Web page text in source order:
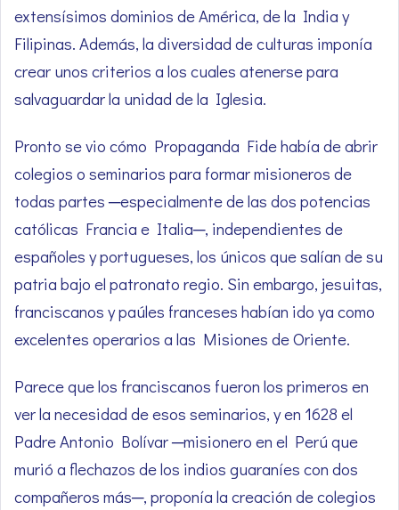
extensísimos dominios de América, de la India y
Filipinas. Además, la diversidad de culturas imponía
crear unos criterios a los cuales atenerse para
salvaguardar la unidad de la Iglesia.
Pronto se vio cómo Propaganda Fide había de abrir
colegios o seminarios para formar misioneros de
todas partes ─especialmente de las dos potencias
católicas Francia e Italia─, independientes de
españoles y portugueses, los únicos que salían de su
patria bajo el patronato regio. Sin embargo, jesuitas,
franciscanos y paúles franceses habían ido ya como
excelentes operarios a las Misiones de Oriente.
Parece que los franciscanos fueron los primeros en
ver la necesidad de esos seminarios, y en 1628 el
Padre Antonio Bolívar ─misionero en el Perú que
murió a flechazos de los indios guaraníes con dos
compañeros más─, proponía la creación de colegios